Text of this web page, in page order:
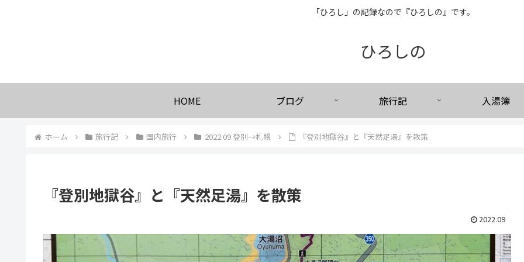
「ひろし」の記録なので『ひろしの』です。
ひろしの
HOME ブログ 旅行記 入湯簿
ホーム 旅行記 国内旅行 2022.09 登別→札幌 『登別地獄谷』と『天然足湯』を散策
『登別地獄谷』と『天然足湯』を散策
2022.09